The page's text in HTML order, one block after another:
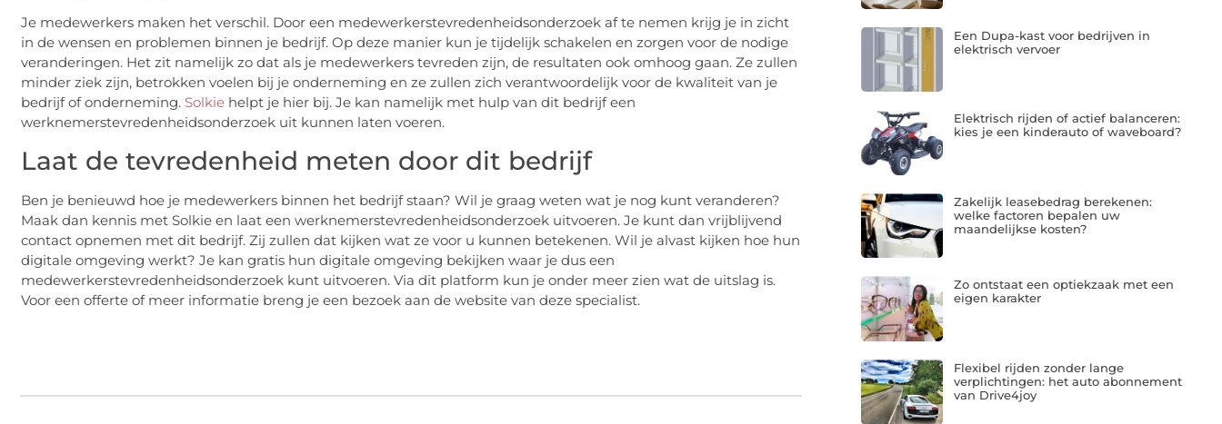
Je medewerkers maken het verschil. Door een medewerkerstevredenheidsonderzoek af te nemen krijg je in zicht
in de wensen en problemen binnen je bedrijf. Op deze manier kun je tijdelijk schakelen en zorgen voor de nodige
veranderingen. Het zit namelijk zo dat als je medewerkers tevreden zijn, de resultaten ook omhoog gaan. Ze zullen
minder ziek zijn, betrokken voelen bij je onderneming en ze zullen zich verantwoordelijk voor de kwaliteit van je
bedrijf of onderneming. Solkie helpt je hier bij. Je kan namelijk met hulp van dit bedrijf een
werknemerstevredenheidsonderzoek uit kunnen laten voeren.
Laat de tevredenheid meten door dit bedrijf
Ben je benieuwd hoe je medewerkers binnen het bedrijf staan? Wil je graag weten wat je nog kunt veranderen?
Maak dan kennis met Solkie en laat een werknemerstevredenheidsonderzoek uitvoeren. Je kunt dan vrijblijvend
contact opnemen met dit bedrijf. Zij zullen dat kijken wat ze voor u kunnen betekenen. Wil je alvast kijken hoe hun
digitale omgeving werkt? Je kan gratis hun digitale omgeving bekijken waar je dus een
medewerkerstevredenheidsonderzoek kunt uitvoeren. Via dit platform kun je onder meer zien wat de uitslag is.
Voor een offerte of meer informatie breng je een bezoek aan de website van deze specialist.
Een Dupa-kast voor bedrijven in
elektrisch vervoer
Elektrisch rijden of actief balanceren:
kies je een kinderauto of waveboard?
Zakelijk leasebedrag berekenen:
welke factoren bepalen uw
maandelijkse kosten?
Zo ontstaat een optiekzaak met een
eigen karakter
Flexibel rijden zonder lange
verplichtingen: het auto abonnement
van Drive4joy